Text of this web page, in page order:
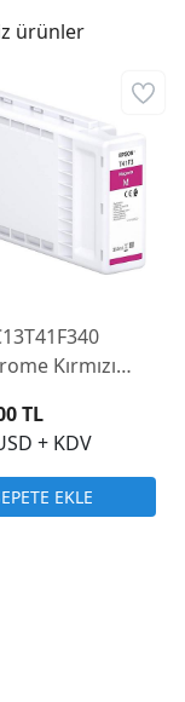
ürünler
Kırmızı
+ KDV
TL
EKLE